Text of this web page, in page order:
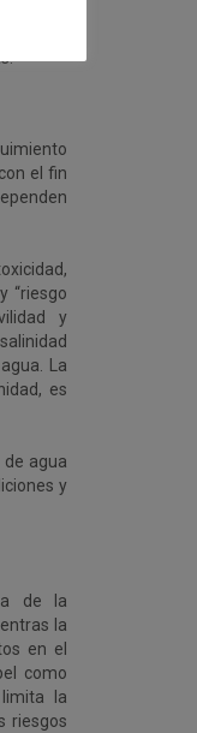
de sus
el fin
“riesgo
y
La
es
agua
y
de la
la
en el
como
la
riesgos